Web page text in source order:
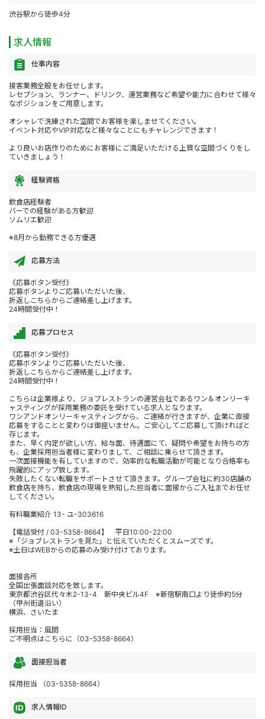
渋谷駅から徒歩4分
求人情報
仕事内容
接客業務全般をお任せします。
レセプション、ランナー、ドリンク、運営業務など希望や能力に合わせて様々
なポジションをご用意します。
オシャレで洗練された空間でお客様を楽しませてください。
イベント対応やVIP対応など様々なことにもチャレンジできます！
より良いお店作りのためにお客様にご満足いただける上質な空間づくりをし
ていきましょう！
経験資格
飲食店経験者
バーでの経験がある方歓迎
ソムリエ歓迎
※8月から勤務できる方優遇
応募方法
《応募ボタン受付》
応募ボタンよりご応募いただいた後、
折返しこちらからご連絡差し上げます。
24時間受付中！
応募プロセス
《応募ボタン受付》
応募ボタンよりご応募いただいた後、
折返しこちらからご連絡差し上げます。
24時間受付中！
こちらは企業様より、ジョブレストランの運営会社であるワン＆オンリーキ
ャスティングが採用業務の委託を受けている求人となります。
ワンアンドオンリーキャスティングから、ご連絡が行きますが、企業に直接
応募をすることと変わりは御座いません。ご安心してご応募して頂ければと
存じます。
また、早く内定が欲しい方、給与面、待遇面にて、疑問や希望をお持ちの方
も、企業採用担当者様に変わりまして、ご相談に乗らせて頂きます。
一次面接機能を有していますので、効率的な転職活動が可能となり合格率も
飛躍的にアップ致します。
失敗したくない転職をサポートさせて頂きます。グループ会社に約30店舗の
飲食店を持ち、飲食店の現場を熟知した担当者に面接からご入社までお任せ
してください。
有料職業紹介 13- ユ-303616
【電話受付 / 03-5358-8664】 平日10:00-22:00
※「ジョブレストランを見た」と伝えていただくとスムーズです。
※土日はWEBからの応募のみ受け付けております。
面接各所
全国出張面談対応を致します。
東京都渋谷区代々木2-13-4 新中央ビル4F ※新宿駅南口より徒歩約5分
（甲州街道沿い）
横浜、さいたま
採用担当：風間
ご不明点はこちらに（03-5358-8664）
面接担当者
採用担当 （03-5358-8664）
求人情報ID